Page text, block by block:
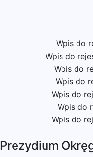
Wpis do
Wpis do
Wpis do
Wpis do
Wpis do
Wpis do
Wpis do